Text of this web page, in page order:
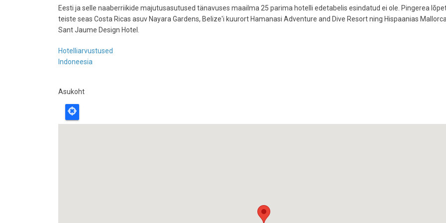
Eesti ja selle naaberriikide majutusasutused tänavuses maailma 25 parima hotelli edetabelis esindatud ei ole. Pingerea
teiste seas Costa Ricas asuv Nayara Gardens, Belize'i kuurort Hamanasi Adventure and Dive Resort ning Hispaanias
Sant Jaume Design Hotel.
Hotelliarvustused
Indoneesia
Asukoht